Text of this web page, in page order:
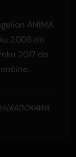
ANIMA'
2008 do
2017 do
KADOKAWA